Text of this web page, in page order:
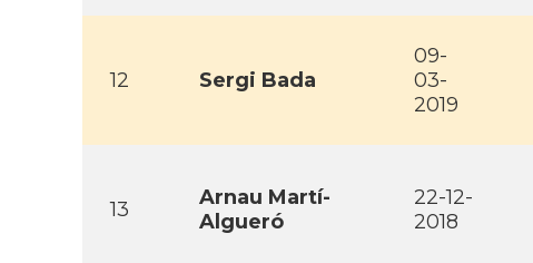
12 Sergi Bada
09-
03-
2019
13
Arnau Martí­
Algueró
22-12-
2018